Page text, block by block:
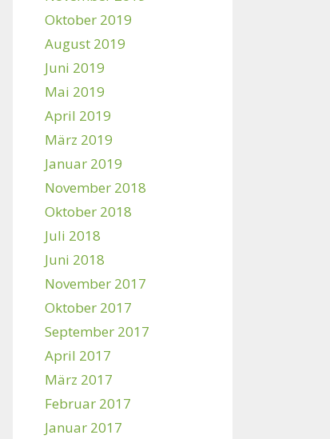
Oktober 2019
August 2019
Juni 2019
Mai 2019
April 2019
März 2019
Januar 2019
November 2018
Oktober 2018
Juli 2018
Juni 2018
November 2017
Oktober 2017
September 2017
April 2017
März 2017
Februar 2017
Januar 2017